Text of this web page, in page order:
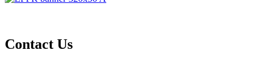
Contact Us